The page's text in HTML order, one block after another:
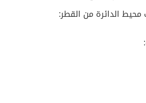
الدائرة من القطر: